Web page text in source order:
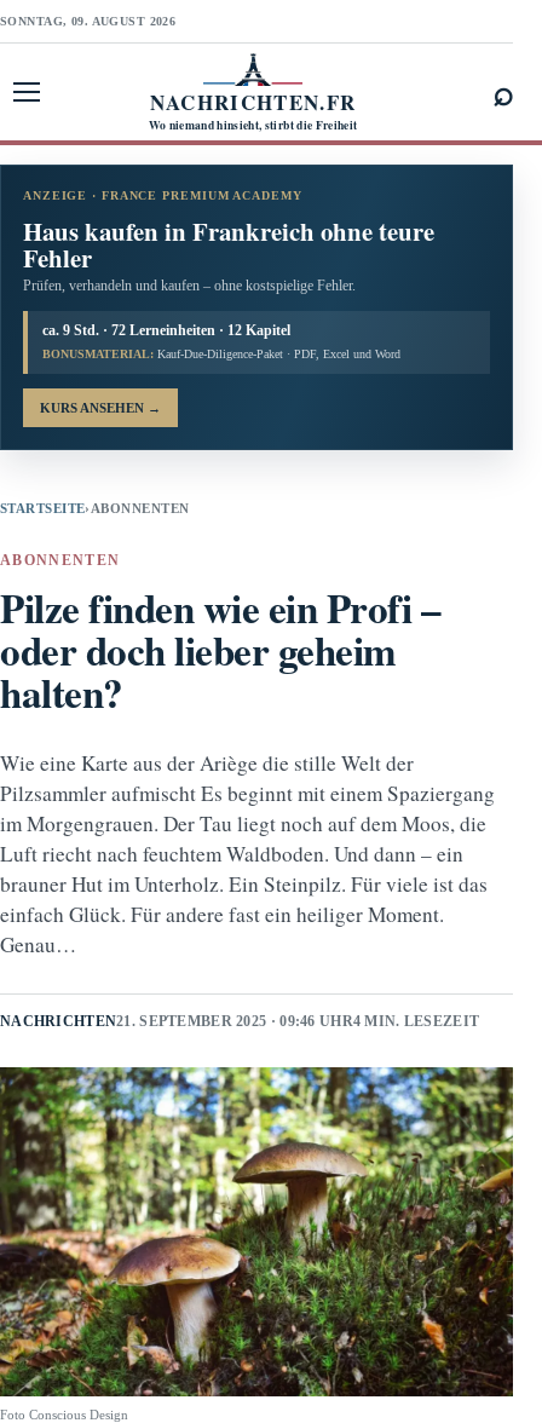
SONNTAG, 09. AUGUST 2026
NACHRICHTEN.FR
Wo niemand hinsieht, stirbt die Freiheit
⌕
ANZEIGE · FRANCE PREMIUM ACADEMY
Haus kaufen in Frankreich ohne teure
Fehler
Prüfen, verhandeln und kaufen – ohne kostspielige Fehler.
ca. 9 Std. · 72 Lerneinheiten · 12 Kapitel
BONUSMATERIAL: Kauf-Due-Diligence-Paket · PDF, Excel und Word
KURS ANSEHEN →
STARTSEITE› ABONNENTEN
ABONNENTEN
Pilze finden wie ein Profi –
oder doch lieber geheim
halten?
Wie eine Karte aus der Ariège die stille Welt der
Pilzsammler aufmischt Es beginnt mit einem Spaziergang
im Morgengrauen. Der Tau liegt noch auf dem Moos, die
Luft riecht nach feuchtem Waldboden. Und dann – ein
brauner Hut im Unterholz. Ein Steinpilz. Für viele ist das
einfach Glück. Für andere fast ein heiliger Moment.
Genau…
NACHRICHTEN21. SEPTEMBER 2025 · 09:46 UHR4 MIN. LESEZEIT
Foto Conscious Design